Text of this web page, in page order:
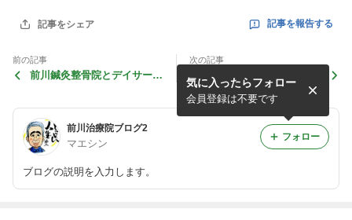
記事をシェア 記事を報告する
前の記事
前川鍼灸整骨院とデイサービ
次の記事
大雪寒波到来(R6.1.24)
前川治療院ブログ2
マエシン
ブログの説明を入力します。
気に入ったらフォロー
会員登録は不要です
フォロー